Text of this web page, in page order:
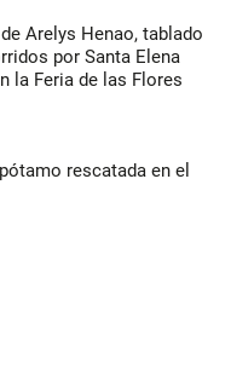
Arelys Henao, tablado
por Santa Elena
la Feria de las Flores
rescatada en el